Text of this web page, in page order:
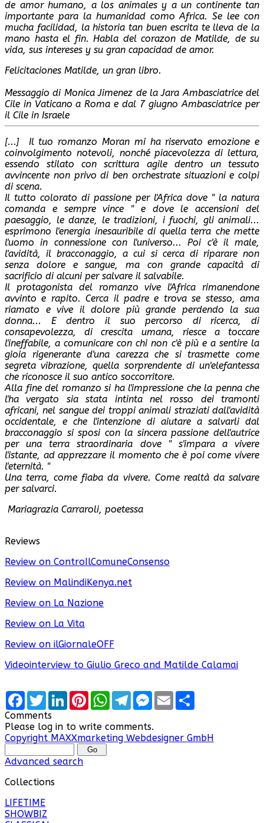
de amor humano, a los animales y a un continente tan
importante para la humanidad como Africa. Se lee con
mucha facilidad, la historia tan buen escrita te lleva de la
mano hasta el fin. Habla del corazon de Matilde, de su
vida, sus intereses y su gran capacidad de amor.
Felicitaciones Matilde, un gran libro.
Messaggio di Monica Jimenez de la Jara Ambasciatrice del
Cile in Vaticano a Roma e dal 7 giugno Ambasciatrice per
il Cile in Israele
[...] Il tuo romanzo Moran mi ha riservato emozione e
coinvolgimento notevoli, nonché piacevolezza di lettura,
essendo stilato con scrittura agile dentro un tessuto
avvincente non privo di ben orchestrate situazioni e colpi
di scena.
Il tutto colorato di passione per l'Africa dove " la natura
comanda e sempre vince " e dove le accensioni del
paesaggio, le danze, le tradizioni, i fuochi, gli animali...
esprimono l'energia inesauribile di quella terra che mette
l'uomo in connessione con l'universo... Poi c'è il male,
l'avidità, il bracconaggio, a cui si cerca di riparare non
senza dolore e sangue, ma con grande capacità di
sacrificio di alcuni per salvare il salvabile.
Il protagonista del romanzo vive l'Africa rimanendone
avvinto e rapito. Cerca il padre e trova se stesso, ama
riamato e vive il dolore più grande perdendo la sua
donna... E dentro il suo percorso di ricerca, di
consapevolezza, di crescita umana, riesce a toccare
l'ineffabile, a comunicare con chi non c'è più e a sentire la
gioia rigenerante d'una carezza che si trasmette come
segreta vibrazione, quella sorprendente di un'elefantessa
che riconosce il suo antico soccorritore.
Alla fine del romanzo si ha l'impressione che la penna che
l'ha vergato sia stata intinta nel rosso dei tramonti
africani, nel sangue dei troppi animali straziati dall'avidità
occidentale, e che l'intenzione di aiutare a salvarli dal
bracconaggio si sposi con la sincera passione dell'autrice
per una terra straordinaria dove " s'impara a vivere
l'istante, ad apprezzare il momento che è poi come vivere
l'eternità. "
Una terra, come fiaba da vivere. Come realtà da salvare
per salvarci.
Mariagrazia Carraroli, poetessa
Reviews
Review on ControIlComuneConsenso
Review on MalindiKenya.net
Review on La Nazione
Review on La Vita
Review on ilGiornaleOFF
Videointerview to Giulio Greco and Matilde Calamai
Facebook
TwitterLinkedInPinterestWhatsApp
TelegramMessenger
Email
Comments
Please log in to write comments.
Copyright MAXXmarketing Webdesigner GmbH
Advanced search
Collections
LIFETIME
SHOWBIZ